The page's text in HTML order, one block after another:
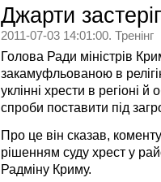
Джарти
2011-07-03 14:01:00. Тренінг
Голова Ради міністрів
закамуфльованою в
уклінні хрести в регіоні й
спроби поставити під
Про це він сказав,
рішенням суду хрест у
Радміну Криму.